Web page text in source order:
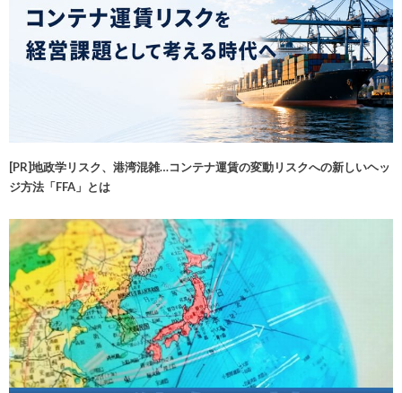
[PR]地政学リスク、港湾混雑…コンテナ運賃の変動リスクへの新しいヘッ
ジ方法「FFA」とは